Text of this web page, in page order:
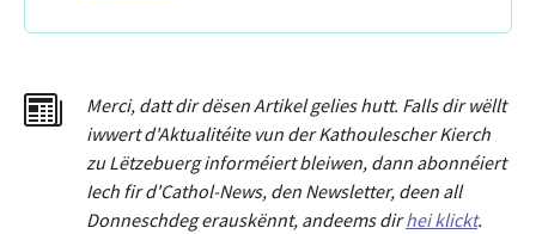
Merci, dattdir dësen Artikel gelies hutt. Falls dir wëllt
iwwert d'Aktualitéite vun der Kathoulescher Kierch
zu Lëtzebuerg informéiert bleiwen, dann abonnéiert
Iech fir d'Cathol-News, den Newsletter, deen all
Donneschdeg erauskënnt, andeems dirhei klickt.